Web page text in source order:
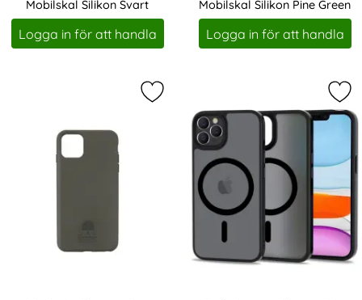
Mobilskal Silikon Svart
Art. nr 207510
Logga in för att handla
Mobilskal Silikon Pine Green
Art. nr 207524
Logga in för att handla
Markera oNSALA iPhone 11 Pro